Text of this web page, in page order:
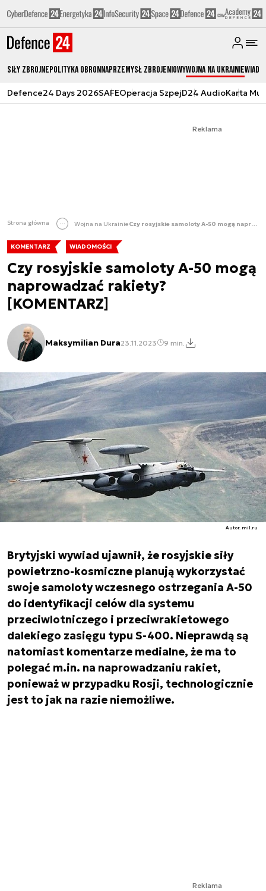
Siły zbrojnePolityka obronnaPrzemysł ZbrojeniowyWojna na Ukrainie
Defence24 Days 2026SAFEOperacja SzpejD24 AudioKarta
Reklama
Strona główna Wojna na Ukrainie Czy rosyjskie samoloty A-50 mogą naprowadzać rakiety? [KOMENTARZ]
KOMENTARZ WIADOMOŚCI
Czy rosyjskie samoloty A-50 mogą
naprowadzać rakiety?
[KOMENTARZ]
Maksymilian Dura23.11.2023 9 min.
Autor. mil.ru
Brytyjski wywiad ujawnił, że rosyjskie siły
powietrzno-kosmiczne planują wykorzystać
swoje samoloty wczesnego ostrzegania A-50
do identyfikacji celów dla systemu
przeciwlotniczego i przeciwrakietowego
dalekiego zasięgu typu S-400. Nieprawdą są
natomiast komentarze medialne, że ma to
polegać m.in. na naprowadzaniu rakiet,
ponieważ w przypadku Rosji, technologicznie
jest to jak na razie niemożliwe.
Reklama